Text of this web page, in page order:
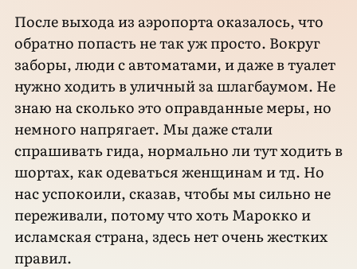
После выхода из аэропорта оказалось, что
обратно попасть не так уж просто. Вокруг
заборы, люди с автоматами, и даже в туалет
нужно ходить в уличный за шлагбаумом. Не
знаю на сколько это оправданные меры, но
немного напрягает. Мы даже стали
спрашивать гида, нормально ли тут ходить в
шортах, как одеваться женщинам и тд. Но
нас успокоили, сказав, чтобы мы сильно не
переживали, потому что хоть Марокко и
исламская страна, здесь нет очень жестких
правил.